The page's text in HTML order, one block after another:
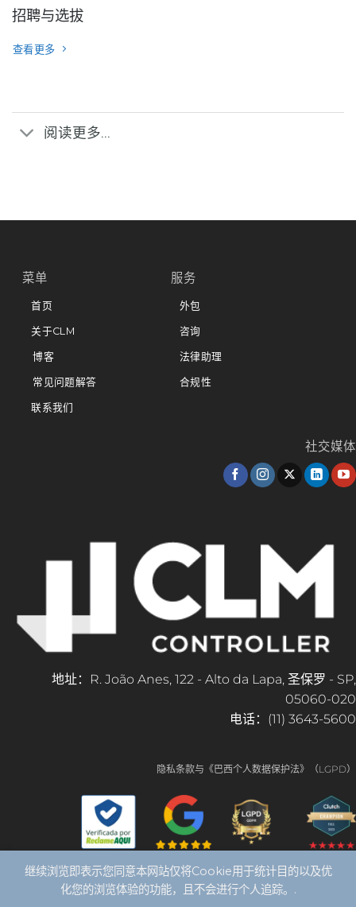
招聘与选拔
查看更多
阅读更多...
菜单
首页
关于CLM
博客
常见问题解答
联系我们
服务
外包
咨询
法律助理
合规性
社交媒体
地址：R. João Anes, 122 - Alto da Lapa, 圣保罗 - SP,
05060-020
电话：(11) 3643-5600
隐私条款与《巴西个人数据保护法》（LGPD）
继续浏览即表示您同意本网站仅将Cookie用于统计目的以及优
化您的浏览体验的功能，且不会进行个人追踪。.